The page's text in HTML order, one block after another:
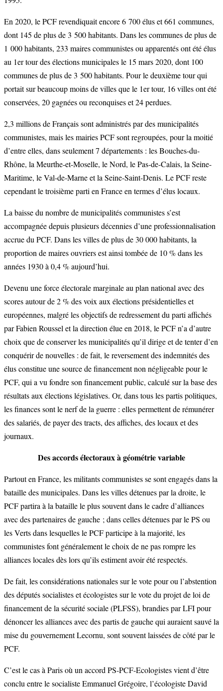
En 2020, le PCF revendiquait encore 6 700 élus et 661 communes,
dont 145 de plus de 3 500 habitants. Dans les communes de plus de
1 000 habitants, 233 maires communistes ou apparentés ont été élus
au 1er tour des élections municipales le 15 mars 2020, dont 100
communes de plus de 3 500 habitants. Pour le deuxième tour qui
portait sur beaucoup moins de villes que le 1er tour, 16 villes ont été
conservées, 20 gagnées ou reconquises et 24 perdues.
2,3 millions de Français sont administrés par des municipalités
communistes, mais les mairies PCF sont regroupées, pour la moitié
d’entre elles, dans seulement 7 départements : les Bouches-du-
Rhône, la Meurthe-et-Moselle, le Nord, le Pas-de-Calais, la Seine-
Maritime, le Val-de-Marne et la Seine-Saint-Denis. Le PCF reste
cependant le troisième parti en France en termes d’élus locaux.
La baisse du nombre de municipalités communistes s’est
accompagnée depuis plusieurs décennies d’une professionnalisation
accrue du PCF. Dans les villes de plus de 30 000 habitants, la
proportion de maires ouvriers est ainsi tombée de 10 % dans les
années 1930 à 0,4 % aujourd’hui.
Devenu une force électorale marginale au plan national avec des
scores autour de 2 % des voix aux élections présidentielles et
européennes, malgré les objectifs de redressement du parti affichés
par Fabien Roussel et la direction élue en 2018, le PCF n’a d’autre
choix que de conserver les municipalités qu’il dirige et de tenter d’en
conquérir de nouvelles : de fait, le reversement des indemnités des
élus constitue une source de financement non négligeable pour le
PCF, qui a vu fondre son financement public, calculé sur la base des
résultats aux élections législatives. Or, dans tous les partis politiques,
les finances sont le nerf de la guerre : elles permettent de rémunérer
des salariés, de payer des tracts, des affiches, des locaux et des
journaux.
Des accords électoraux à géométrie variable
Partout en France, les militants communistes se sont engagés dans la
bataille des municipales. Dans les villes détenues par la droite, le
PCF partira à la bataille le plus souvent dans le cadre d’alliances
avec des partenaires de gauche ; dans celles détenues par le PS ou
les Verts dans lesquelles le PCF participe à la majorité, les
communistes font généralement le choix de ne pas rompre les
alliances locales dès lors qu’ils estiment avoir été respectés.
De fait, les considérations nationales sur le vote pour ou l’abstention
des députés socialistes et écologistes sur le vote du projet de loi de
financement de la sécurité sociale (PLFSS), brandies par LFI pour
dénoncer les alliances avec des partis de gauche qui auraient sauvé la
mise du gouvernement Lecornu, sont souvent laissées de côté par le
PCF.
C’est le cas à Paris où un accord PS-PCF-Ecologistes vient d’être
conclu entre le socialiste Emmanuel Grégoire, l’écologiste David